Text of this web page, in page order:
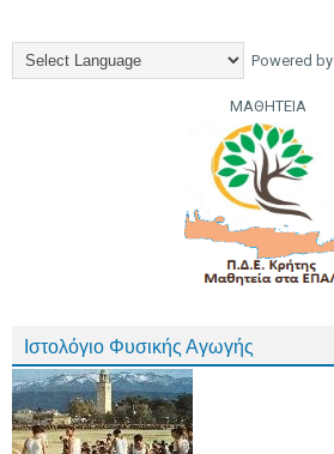
Powered by
ΜΑΘΗΤΕΙΑ
Ιστολόγιο Φυσικής Αγωγής